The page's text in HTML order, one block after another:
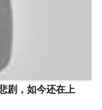
剧，如今还在上